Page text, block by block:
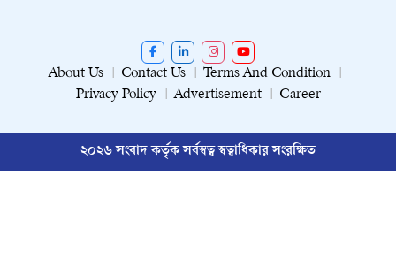
About Us Contact Us
Terms And Condition
Privacy Policy
Advertisement Career
২০২৬ সংবাদ কর্তৃক সর্বস্বত্ব স্বত্বাধিকার সংরক্ষিত